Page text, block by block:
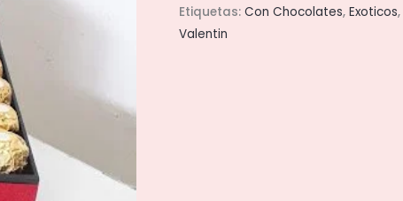
15
rosas
Etiquetas: Con Chocolates, Exoticos,
Valentin